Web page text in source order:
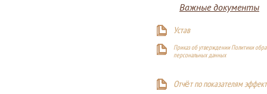
Важные документы
Устав
Приказ об утверждении Политики
персональных данных
Отчёт по показателям